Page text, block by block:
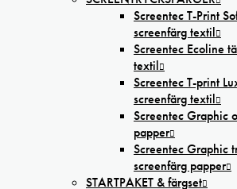
Screentec T-Print
screenfärg textil
Screentec Ecoline
textil
Screentec T-print
screenfärg textil
Screentec Graphic
papper
Screentec Graphic
screenfärg papper
STARTPAKET & färgset